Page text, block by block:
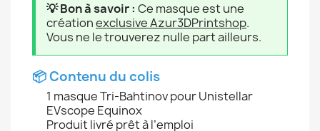
💡 Bon à savoir : Ce masque est une
créationexclusive Azur3DPrintshop.
Vous ne le trouverez nulle part ailleurs.
📦 Contenu du colis
1 masque Tri-Bahtinov pour Unistellar
EVscope Equinox
Produit livré prêt à l’emploi